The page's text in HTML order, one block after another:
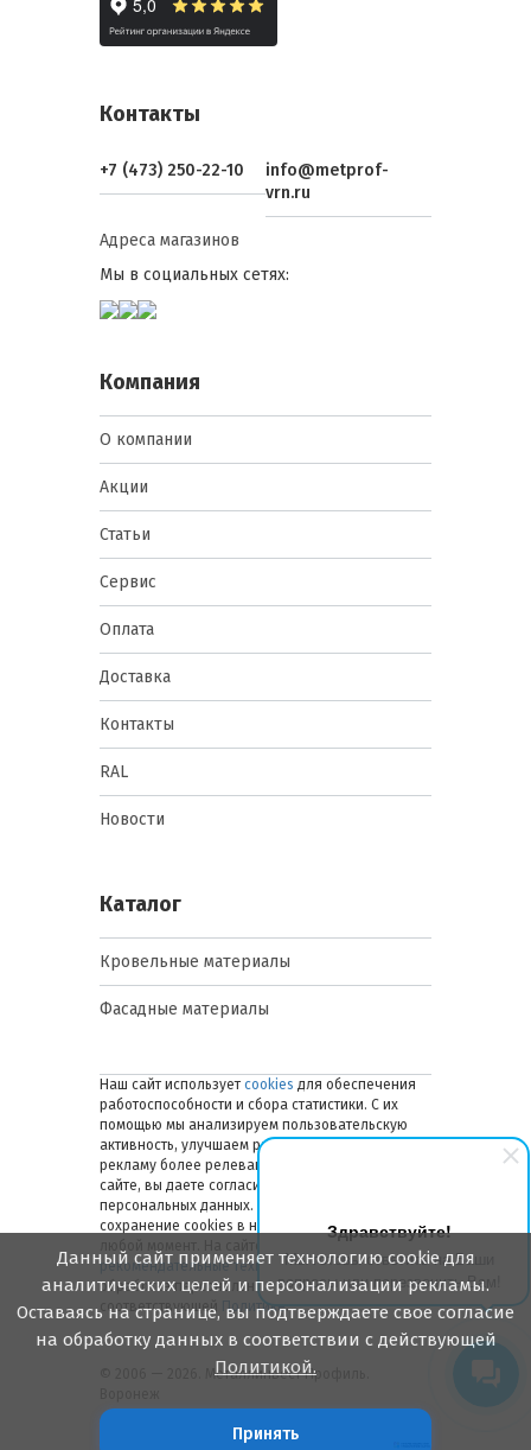
Здравствуйте!
Мы готовы ответить на Ваши
вопросы или перезвонить Вам!
Контакты
+7 (473) 250-22-10
info@metprof-
vrn.ru
Адреса магазинов
Мы в социальных сетях:
Компания
О компании
Акции
Статьи
Сервис
Оплата
Доставка
Контакты
RAL
Новости
Каталог
Кровельные материалы
Фасадные материалы
Наш сайт использует cookies для обеспечения
работоспособности и сбора статистики. С их
помощью мы анализируем пользовательскую
активность, улучшаем работу сайта и делаем
рекламу более релевантной. Оставаясь на
сайте, вы даете согласие на обработку ваших
персональных данных. Вы можете отключить
сохранение cookies в настройках браузера в
любой момент. На сайте также применяются
рекомендательные технологии. Подробнее об
обработке персональных данных — в
соответствующей
Политике.
© 2006 — 2026. Металлинвест Профиль.
Данный сайт применяет технологию cookie для
аналитических целей и персонализации рекламы.
Оставаясь на странице, вы подтверждаете свое согласие
на обработку данных в соответствии с действующей
Политикой.
Принять